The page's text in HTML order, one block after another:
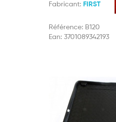
Fabricant: FIRST
Référence: B120
Ean: 3701089342193